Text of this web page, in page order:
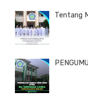
Tentang